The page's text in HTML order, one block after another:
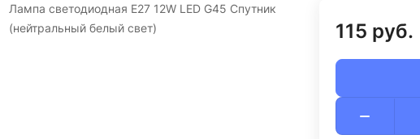
Лампа светодиодная E27 12W LED G45 Спутник
(нейтральный белый свет)
115 руб.